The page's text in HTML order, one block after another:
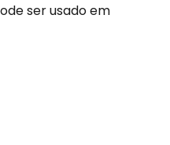
ser usado em